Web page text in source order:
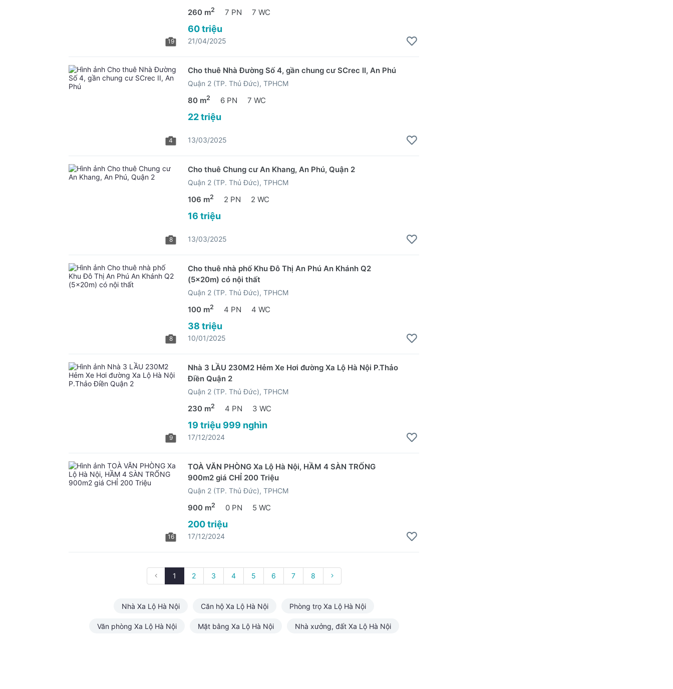
19
260 m2 7 PN 7 WC
60 triệu
21/04/2025
4
Cho thuê Nhà Đường Số 4, gần chung cư SCrec II, An Phú
Quận 2 (TP. Thủ Đức), TPHCM
80 m2 6 PN 7 WC
22 triệu
13/03/2025
8
Cho thuê Chung cư An Khang, An Phú, Quận 2
Quận 2 (TP. Thủ Đức), TPHCM
106 m2 2 PN 2 WC
16 triệu
13/03/2025
8
Cho thuê nhà phố Khu Đô Thị An Phú An Khánh Q2
(5x20m) có nội thất
Quận 2 (TP. Thủ Đức), TPHCM
100 m2 4 PN 4 WC
38 triệu
10/01/2025
9
Nhà 3 LẦU 230M2 Hẻm Xe Hơi đường Xa Lộ Hà Nội P.Thảo
Điền Quận 2
Quận 2 (TP. Thủ Đức), TPHCM
230 m2 4 PN 3 WC
19 triệu 999 nghìn
17/12/2024
16
TOÀ VĂN PHÒNG Xa Lộ Hà Nội, HẦM 4 SÀN TRỐNG
900m2 giá CHỈ 200 Triệu
Quận 2 (TP. Thủ Đức), TPHCM
900 m2 0 PN 5 WC
200 triệu
17/12/2024
1 2 3 4 5 6 7 8
Nhà Xa Lộ Hà Nội Căn hộ Xa Lộ Hà Nội Phòng trọ Xa Lộ Hà Nội
Văn phòng Xa Lộ Hà Nội Mặt bằng Xa Lộ Hà Nội Nhà xưởng, đất Xa Lộ Hà Nội